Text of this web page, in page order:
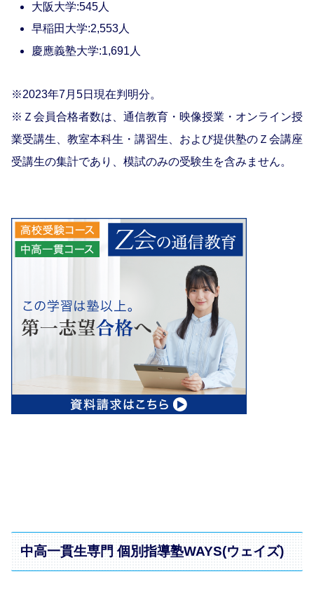
大阪大学:545人
早稲田大学:2,553人
慶應義塾大学:1,691人
※2023年7月5日現在判明分。
※Ｚ会員合格者数は、通信教育・映像授業・オンライン授
業受講生、教室本科生・講習生、および提供塾のＺ会講座
受講生の集計であり、模試のみの受験生を含みません。
中高一貫生専門 個別指導塾WAYS(ウェイズ)